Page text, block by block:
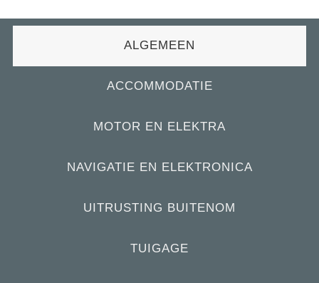
ALGEMEEN
ACCOMMODATIE
MOTOR EN ELEKTRA
NAVIGATIE EN ELEKTRONICA
UITRUSTING BUITENOM
TUIGAGE